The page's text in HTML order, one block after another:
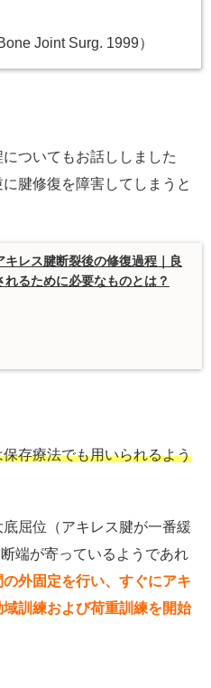
Joint Surg. 1999）
ついてもお話ししました
腱修復を障害してしまうと
キレス腱断裂後の修復過程｜良
れるために必要なものとは？
存療法でも用いられるよう
屈位（アキレス腱が一番緩
端が寄っているようであれ
外固定を行い、すぐにアキ
訓練および荷重訓練を開始